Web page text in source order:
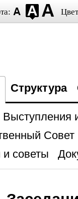
Структура
Выступления
Совет
советы